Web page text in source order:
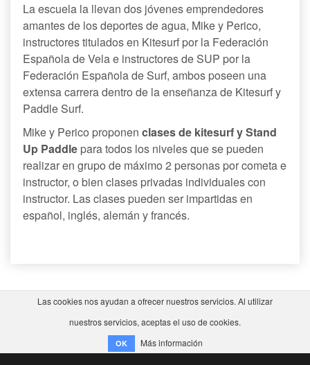
La escuela la llevan dos jóvenes emprendedores
amantes de los deportes de agua, Mike y Perico,
instructores titulados en Kitesurf por la Federación
Española de Vela e instructores de SUP por la
Federación Española de Surf, ambos poseen una
extensa carrera dentro de la enseñanza de Kitesurf y
Paddle Surf.
Mike y Perico proponen clases de kitesurf y Stand
Up Paddle para todos los niveles que se pueden
realizar en grupo de máximo 2 personas por cometa e
instructor, o bien clases privadas individuales con
instructor. Las clases pueden ser impartidas en
español, inglés, alemán y francés.
Las cookies nos ayudan a ofrecer nuestros servicios. Al utilizar
nuestros servicios, aceptas el uso de cookies.
OK Más información